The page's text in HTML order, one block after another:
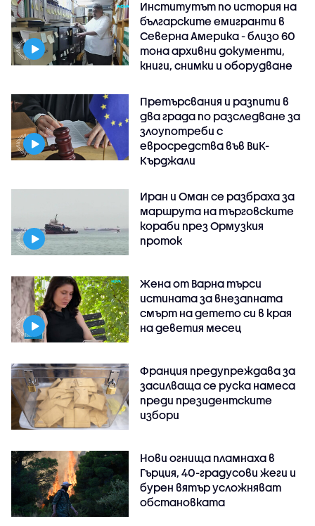
Институтът по история на
българските емигранти в
Северна Америка - близо 60
тона архивни документи,
книги, снимки и оборудване
Претърсвания и разпити в
два града по разследване за
злоупотреби с
евросредства във ВиК-
Кърджали
Иран и Оман се разбраха за
маршрута на търговските
кораби през Ормузкия
проток
Жена от Варна търси
истината за внезапната
смърт на детето си в края
на деветия месец
Франция предупреждава за
засилваща се руска намеса
преди президентските
избори
Нови огнища пламнаха в
Гърция, 40-градусови жеги и
бурен вятър усложняват
обстановката